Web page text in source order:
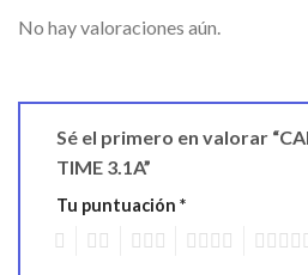
No hay valoraciones aún.
Sé el primero en valorar
TIME 3.1A”
Tu puntuación *